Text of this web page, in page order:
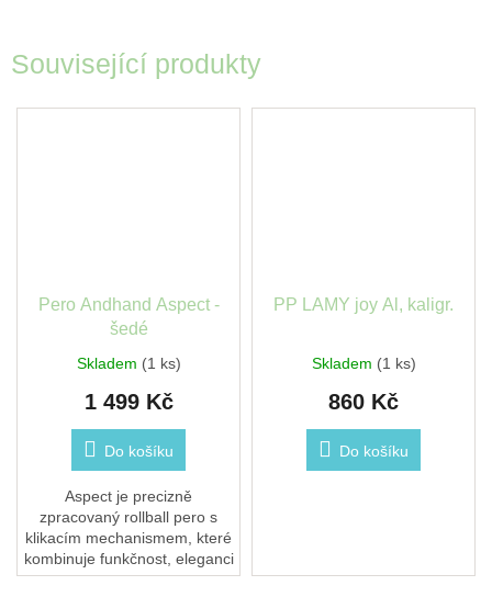
Související produkty
Pero Andhand Aspect -
šedé
Skladem (1 ks)
1 499 Kč
Do košíku
Aspect je precizně
zpracovaný rollball pero s
klikacím mechanismem, které
kombinuje funkčnost, eleganci
a radost z každodenního
PP LAMY joy Al, kaligr.
Skladem (1 ks)
860 Kč
Do košíku